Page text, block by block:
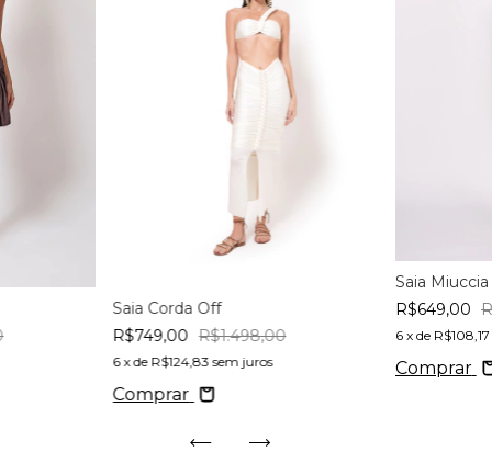
Saia Corda Off
R$749,00 R$1.498,00
6 x de R$124,83 sem juros
Comprar
Saia
R$649,00
6 x de R$108,17
Comprar